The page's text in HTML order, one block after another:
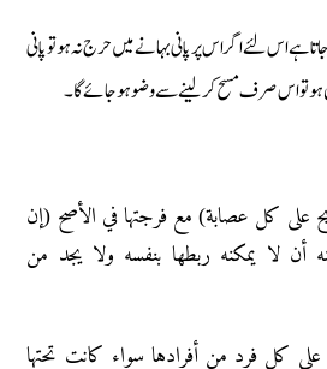
جاتا ہے اس لئے اگر اس پر پانی بہانے میں حرج نہ ہو تو پانی
ہو تو اس صرف مسح کر لینے سے وضو ہو جائے گا۔
على كل عصابة) مع فرجتها في الأصح (إن
أن لا يمكنه ربطها بنفسه ولا يجد من
كل فرد من أفرادها سواء كانت تحتها